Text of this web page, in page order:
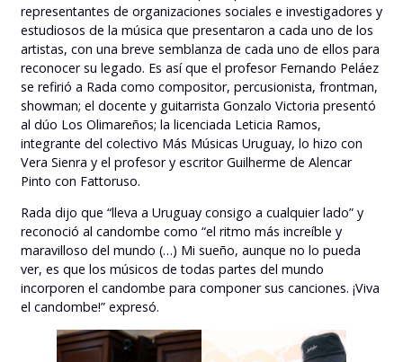
representantes de organizaciones sociales e investigadores y
estudiosos de la música que presentaron a cada uno de los
artistas, con una breve semblanza de cada uno de ellos para
reconocer su legado. Es así que el profesor Fernando Peláez
se refirió a Rada como compositor, percusionista, frontman,
showman; el docente y guitarrista Gonzalo Victoria presentó
al dúo Los Olimareños; la licenciada Leticia Ramos,
integrante del colectivo Más Músicas Uruguay, lo hizo con
Vera Sienra y el profesor y escritor Guilherme de Alencar
Pinto con Fattoruso.
Rada dijo que “lleva a Uruguay consigo a cualquier lado” y
reconoció al candombe como “el ritmo más increíble y
maravilloso del mundo (…) Mi sueño, aunque no lo pueda
ver, es que los músicos de todas partes del mundo
incorporen el candombe para componer sus canciones. ¡Viva
el candombe!” expresó.